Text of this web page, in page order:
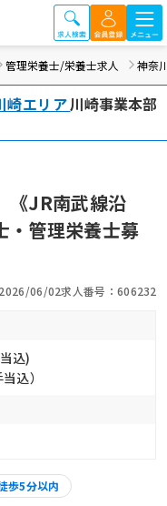
管理栄養士/栄養士求人 神奈
崎エリア川崎事業本部
《JR南武線沿
・管理栄養士募
06/02求人番号：606232
込)
込）
歩5分以内